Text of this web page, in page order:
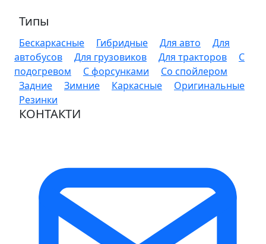
Типы
Бескаркасные Гибридные Для авто
Для
автобусов
Для грузовиков Для тракторов
С
подогревом
С форсунками
Со спойлером
Задние
Зимние Каркасные
Оригинальные
Резинки
КОНТАКТИ